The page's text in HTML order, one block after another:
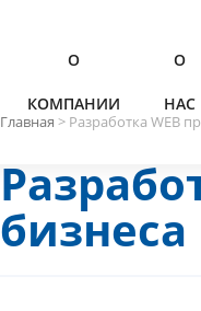
О
КОМПАНИИ
О
НАС
Главная > Разработка WEB
бизнеса